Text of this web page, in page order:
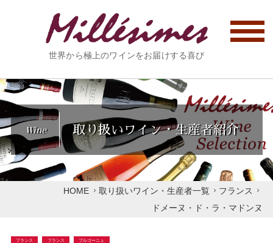
世界から極上のワインをお届けする喜び
Wine 取り扱いワイン・生産者紹介
HOME 取り扱いワイン・生産者一覧
フランス
ドメーヌ・ド・ラ・マドンヌ
フランス フランス ブルゴーニュ